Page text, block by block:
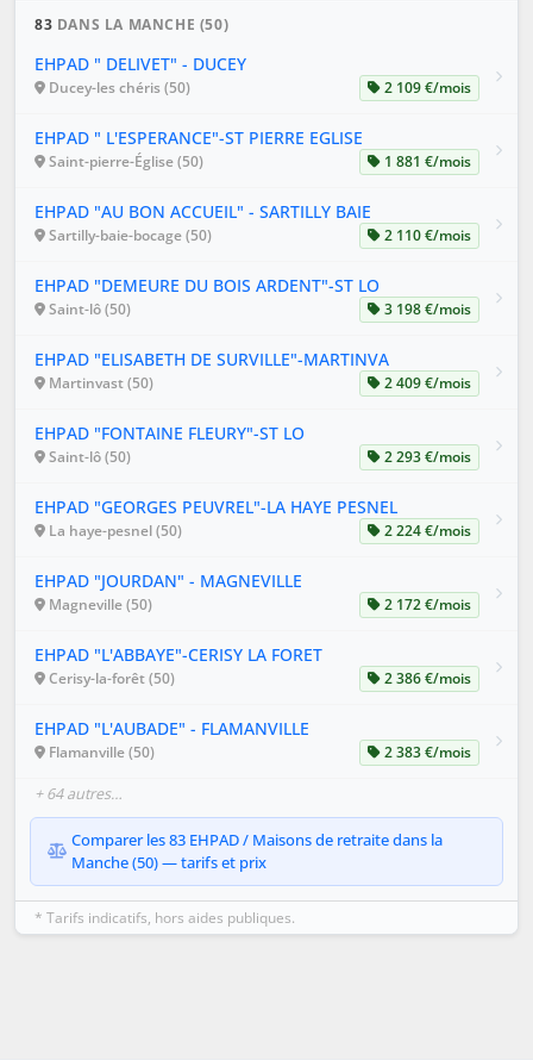
83 DANS LA MANCHE (50)
EHPAD " DELIVET" - DUCEY
Ducey-les chéris (50) 2 109 €/mois
EHPAD " L'ESPERANCE"-ST PIERRE EGLISE
Saint-pierre-Église (50) 1 881 €/mois
EHPAD "AU BON ACCUEIL" - SARTILLY BAIE
Sartilly-baie-bocage (50) 2 110 €/mois
EHPAD "DEMEURE DU BOIS ARDENT"-ST LO
Saint-lô (50) 3 198 €/mois
EHPAD "ELISABETH DE SURVILLE"-MARTINVA
Martinvast (50) 2 409 €/mois
EHPAD "FONTAINE FLEURY"-ST LO
Saint-lô (50) 2 293 €/mois
EHPAD "GEORGES PEUVREL"-LA HAYE PESNEL
La haye-pesnel (50) 2 224 €/mois
EHPAD "JOURDAN" - MAGNEVILLE
Magneville (50) 2 172 €/mois
EHPAD "L'ABBAYE"-CERISY LA FORET
Cerisy-la-forêt (50) 2 386 €/mois
EHPAD "L'AUBADE" - FLAMANVILLE
Flamanville (50) 2 383 €/mois
+ 64 autres…
Comparer les 83 EHPAD / Maisons de retraite dans la
Manche (50) — tarifs et prix
* Tarifs indicatifs, hors aides publiques.